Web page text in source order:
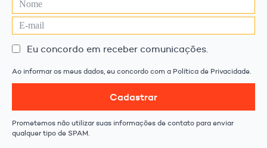
Eu concordo em receber comunicações.
Ao informar os meus dados, eu concordo com a Política de Privacidade.
Cadastrar
Prometemos não utilizar suas informações de contato para enviar
qualquer tipo de SPAM.